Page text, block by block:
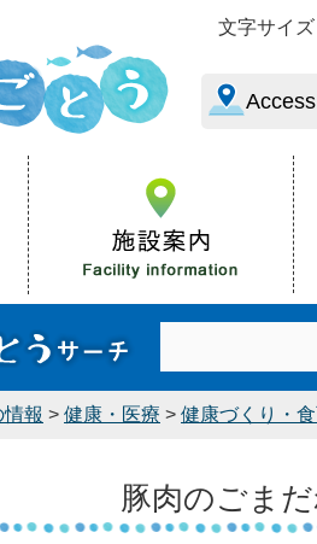
文字サイズ
Access
情報 > 健康・医療 > 健康づくり・
豚肉のごま